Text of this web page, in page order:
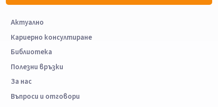
Актуално
Кариерно консултиране
Библиотека
Полезни връзки
За нас
Въпроси и отговори